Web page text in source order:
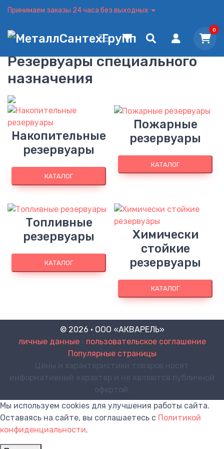
Принимаем заказы 24 часа без выходных
0
Резервуары специального
назначения
Накопительные
резервуары
КАТАЛОГ
Пожарные
резервуары
КАТАЛОГ
Топливные
резервуары
КАТАЛОГ
Химически
стойкие
резервуары
КАТАЛОГ
© 2026 · ООО «АКВАРЕЛЬ»
личные данные• пользовательское соглашение
Популярные страницы
Цены и характеристики товаров носят
информативный характер и не являются публичной
офертой.
Мы используем cookies для улучшения работы сайта.
Оставаясь на сайте, вы соглашаетесь с Политикой
конфиденциальности.